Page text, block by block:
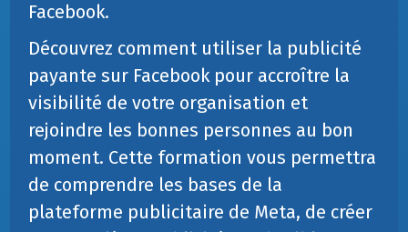
Facebook.
Découvrez comment utiliser la publicité
payante sur Facebook pour accroître la
visibilité de votre organisation et
rejoindre les bonnes personnes au bon
moment. Cette formation vous permettra
de comprendre les bases de la
plateforme publicitaire de Meta, de créer